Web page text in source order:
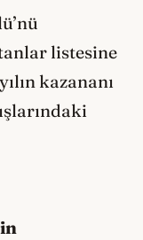
listesine
kazananı